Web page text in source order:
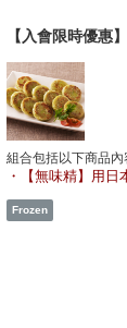
【入會限時優惠
組合包括以下商品內
【無味精】用